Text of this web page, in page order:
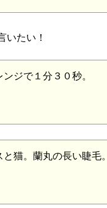
いたい！
ジで１分３０秒。
猫。蘭丸の長い睫毛。